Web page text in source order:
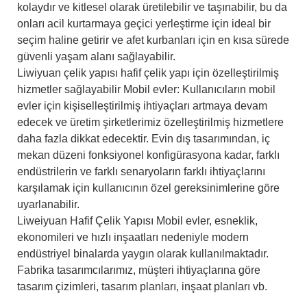
kolaydır ve kitlesel olarak üretilebilir ve taşınabilir, bu da
onları acil kurtarmaya geçici yerleştirme için ideal bir
seçim haline getirir ve afet kurbanları için en kısa sürede
güvenli yaşam alanı sağlayabilir.
Liwiyuan çelik yapısı hafif çelik yapı için özelleştirilmiş
hizmetler sağlayabilir Mobil evler: Kullanıcıların mobil
evler için kişiselleştirilmiş ihtiyaçları artmaya devam
edecek ve üretim şirketlerimiz özelleştirilmiş hizmetlere
daha fazla dikkat edecektir. Evin dış tasarımından, iç
mekan düzeni fonksiyonel konfigürasyona kadar, farklı
endüstrilerin ve farklı senaryoların farklı ihtiyaçlarını
karşılamak için kullanıcının özel gereksinimlerine göre
uyarlanabilir.
Liweiyuan Hafif Çelik Yapısı Mobil evler, esneklik,
ekonomileri ve hızlı inşaatları nedeniyle modern
endüstriyel binalarda yaygın olarak kullanılmaktadır.
Fabrika tasarımcılarımız, müşteri ihtiyaçlarına göre
tasarım çizimleri, tasarım planları, inşaat planları vb.